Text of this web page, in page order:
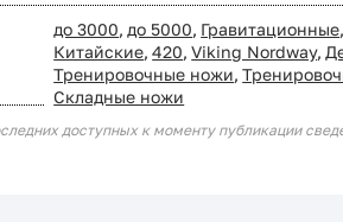
до 3000, до 5000, Гравитационные,
Китайские, 420, Viking Nordway,
Тренировочные ножи,
Складные ножи
доступных к моменту публикации